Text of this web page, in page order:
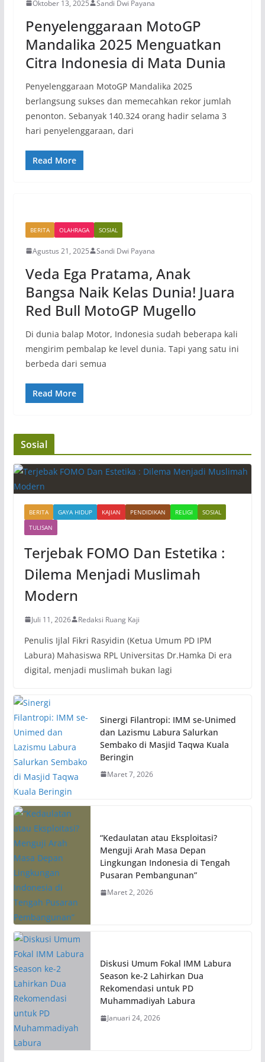
Oktober 13, 2025 Sandi Dwi Payana
Penyelenggaraan MotoGP
Mandalika 2025 Menguatkan
Citra Indonesia di Mata Dunia
Penyelenggaraan MotoGP Mandalika 2025
berlangsung sukses dan memecahkan rekor jumlah
penonton. Sebanyak 140.324 orang hadir selama 3
hari penyelenggaraan, dari
Read More
BERITA OLAHRAGA SOSIAL
Agustus 21, 2025 Sandi Dwi Payana
Veda Ega Pratama, Anak
Bangsa Naik Kelas Dunia! Juara
Red Bull MotoGP Mugello
Di dunia balap Motor, Indonesia sudah beberapa kali
mengirim pembalap ke level dunia. Tapi yang satu ini
berbeda dari semua
Read More
Sosial
BERITA GAYA HIDUP KAJIAN PENDIDIKAN RELIGI
SOSIAL
TULISAN
Terjebak FOMO Dan Estetika :
Dilema Menjadi Muslimah
Modern
Juli 11, 2026 Redaksi Ruang Kaji
Penulis Ijlal Fikri Rasyidin (Ketua Umum PD IPM
Labura) Mahasiswa RPL Universitas Dr.Hamka Di era
digital, menjadi muslimah bukan lagi
Sinergi Filantropi: IMM se-Unimed
dan Lazismu Labura Salurkan
Sembako di Masjid Taqwa Kuala
Beringin
Maret 7, 2026
“Kedaulatan atau Eksploitasi?
Menguji Arah Masa Depan
Lingkungan Indonesia di Tengah
Pusaran Pembangunan”
Maret 2, 2026
Diskusi Umum Fokal IMM Labura
Season ke-2 Lahirkan Dua
Rekomendasi untuk PD
Muhammadiyah Labura
Januari 24, 2026